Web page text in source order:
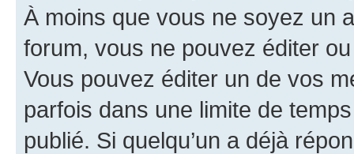
À moins que vous ne soyez un
forum, vous ne pouvez éditer
Vous pouvez éditer un de vos
parfois dans une limite de
publié. Si quelqu’un a déjà